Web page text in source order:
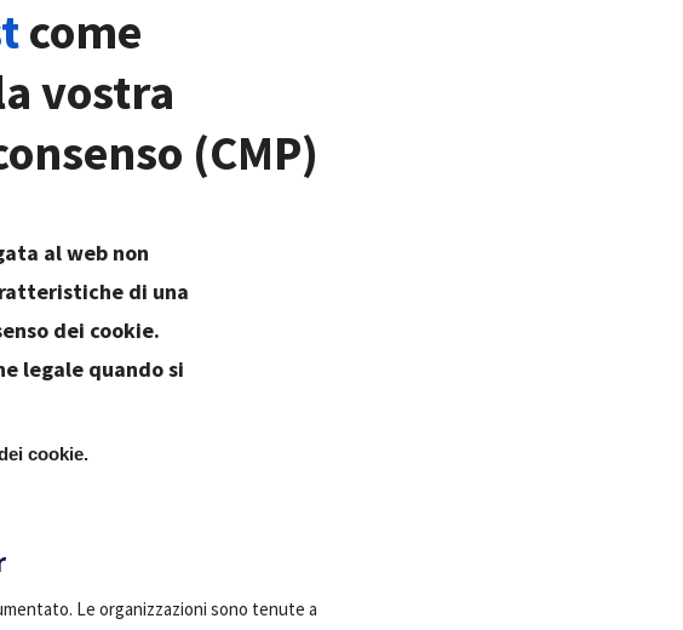
come
vostra
(CMP)
al web non
di una
dei cookie.
legale quando si
cookie.
Le organizzazioni sono tenute a